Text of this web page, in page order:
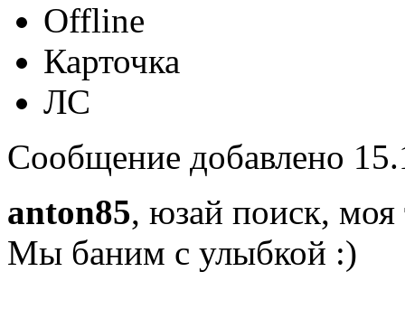
Offline
Карточка
ЛС
Сообщение добавлено
anton85, юзай поиск, моя
Мы баним с улыбкой :)